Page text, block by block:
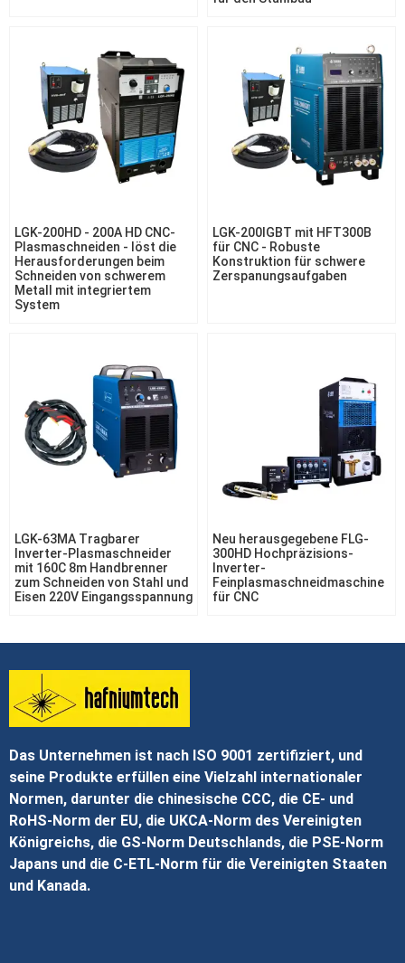
LGK-200HD - 200A HD CNC-
Plasmaschneiden - löst die
Herausforderungen beim
Schneiden von schwerem
Metall mit integriertem
System
LGK-200IGBT mit HFT300B
für CNC - Robuste
Konstruktion für schwere
Zerspanungsaufgaben
LGK-63MA Tragbarer
Inverter-Plasmaschneider
mit 160C 8m Handbrenner
zum Schneiden von Stahl und
Eisen 220V Eingangsspannung
Neu herausgegebene FLG-
300HD Hochpräzisions-
Inverter-
Feinplasmaschneidmaschine
für CNC
Das Unternehmen ist nach ISO 9001 zertifiziert, und
seine Produkte erfüllen eine Vielzahl internationaler
Normen, darunter die chinesische CCC, die CE- und
RoHS-Norm der EU, die UKCA-Norm des Vereinigten
Königreichs, die GS-Norm Deutschlands, die PSE-Norm
Japans und die C-ETL-Norm für die Vereinigten Staaten
und Kanada.